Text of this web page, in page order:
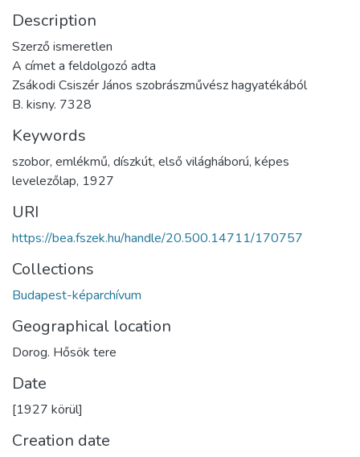
Description
Szerző ismeretlen
A címet a feldolgozó adta
Zsákodi Csiszér János szobrászművész hagyatékából
B. kisny. 7328
Keywords
szobor, emlékmű, díszkút, első világháború, képes
levelezőlap, 1927
URI
https://bea.fszek.hu/handle/20.500.14711/170757
Collections
Budapest-képarchívum
Geographical location
Dorog. Hősök tere
Date
[1927 körül]
Creation date